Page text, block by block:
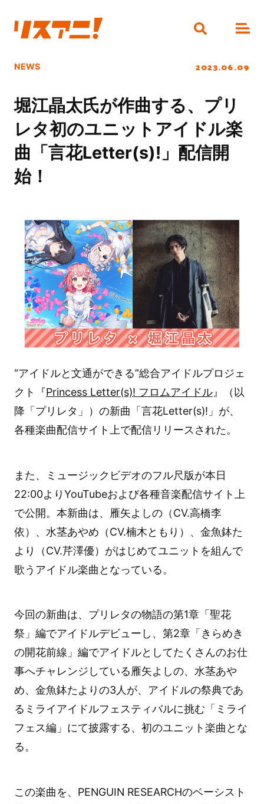
NEWS 2023.06.09
堀江晶太氏が作曲する、プリ
レタ初のユニットアイドル楽
曲「言花Letter(s)!」配信開
始！
“アイドルと文通ができる”総合アイドルプロジェ
クト『Princess Letter(s)! フロムアイドル』（以
降「プリレタ」）の新曲「言花Letter(s)!」が、
各種楽曲配信サイト上で配信リリースされた。
また、ミュージックビデオのフル尺版が本日
22:00よりYouTubeおよび各種音楽配信サイト上
で公開。本新曲は、雁矢よしの（CV.高橋李
依）、水茎あやめ（CV.楠木ともり）、金魚鉢た
より（CV.芹澤優）がはじめてユニットを組んで
歌うアイドル楽曲となっている。
今回の新曲は、プリレタの物語の第1章「聖花
祭」編でアイドルデビューし、第2章「きらめき
の開花前線」編でアイドルとしてたくさんのお仕
事へチャレンジしている雁矢よしの、水茎あや
め、金魚鉢たよりの3人が、アイドルの祭典であ
るミライアイドルフェスティバルに挑む「ミライ
フェス編」にて披露する、初のユニット楽曲とな
る。
この楽曲を、PENGUIN RESEARCHのベーシスト